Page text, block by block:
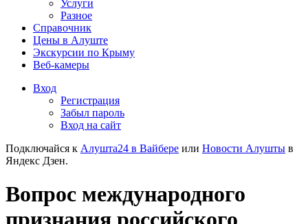
Услуги
Разное
Справочник
Цены в Алуште
Экскурсии по Крыму
Веб-камеры
Вход
Регистрация
Забыл пароль
Вход на сайт
Подключайся к Алушта24 в Вайбере или Новости Алушты в
Яндекс Дзен.
Вопрос международного